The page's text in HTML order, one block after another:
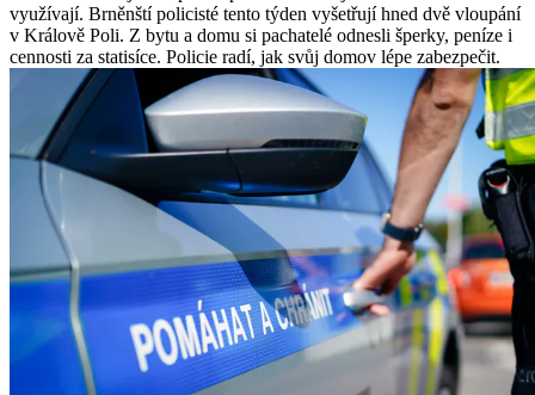
využívají. Brněnští policisté tento týden vyšetřují hned dvě vloupání
v Králově Poli. Z bytu a domu si pachatelé odnesli šperky, peníze i
cennosti za statisíce. Policie radí, jak svůj domov lépe zabezpečit.